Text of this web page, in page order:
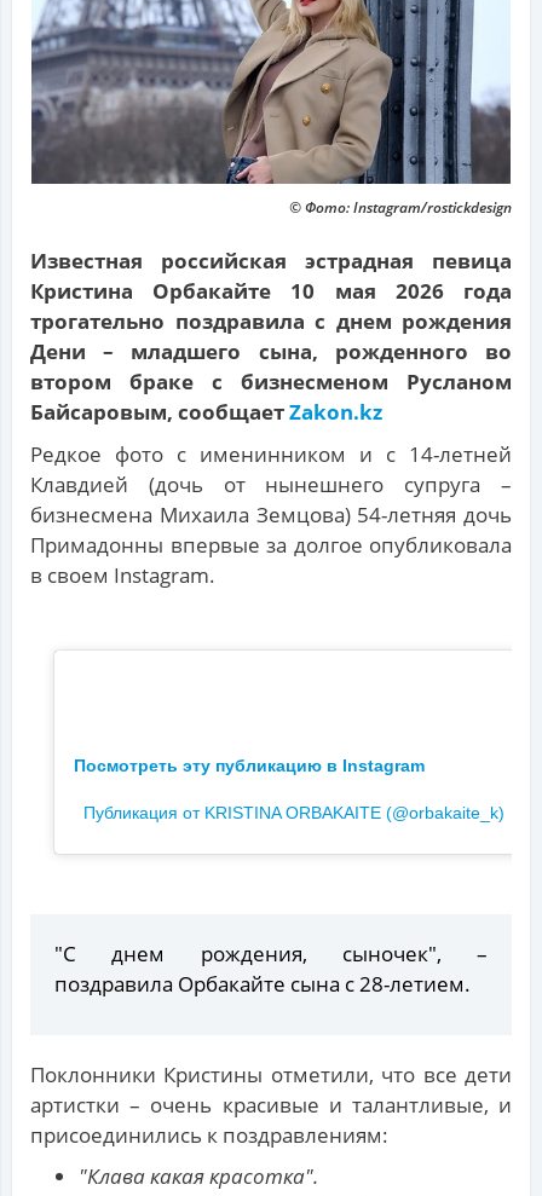
© Фото: Instagram/rostickdesign
Известная российская эстрадная певица
Кристина Орбакайте 10 мая 2026 года
трогательно поздравила с днем рождения
Дени – младшего сына, рожденного во
втором браке с бизнесменом Русланом
Байсаровым, сообщаетZakon.kz
Редкое фото с именинником и с 14-летней
Клавдией (дочь от нынешнего супруга –
бизнесмена Михаила Земцова) 54-летняя дочь
Примадонны впервые за долгое опубликовала
в своем Instagram.
Посмотреть эту публикацию в Instagram
Публикация от KRISTINA ORBAKAITE (@orbakaite_k)
"С днем рождения, сыночек", –
поздравила Орбакайте сына с 28-летием.
Поклонники Кристины отметили, что все дети
артистки – очень красивые и талантливые, и
присоединились к поздравлениям:
"Клава какая красотка".